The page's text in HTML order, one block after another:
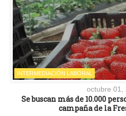
INTERMEDIACIÓN LABORAL
octubre 01,
Se buscan más de 10.000
campaña de la